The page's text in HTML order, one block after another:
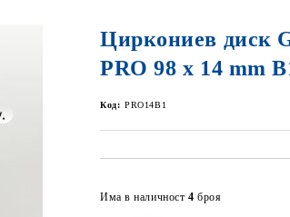
Циркониев диск
PRO 98 x 14 mm
Код: PRO14B1
Има в наличност 4 броя